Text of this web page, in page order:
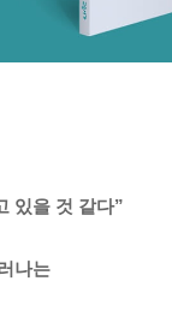
있을 것 같다”
나는